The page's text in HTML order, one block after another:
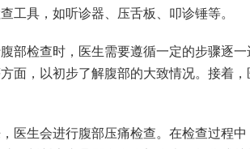
工具，如听诊器、压舌板、叩诊锤等。
部检查时，医生需要遵循一定的步骤逐
面，以初步了解腹部的大致情况。接着
医生会进行腹部压痛检查。在检查过程